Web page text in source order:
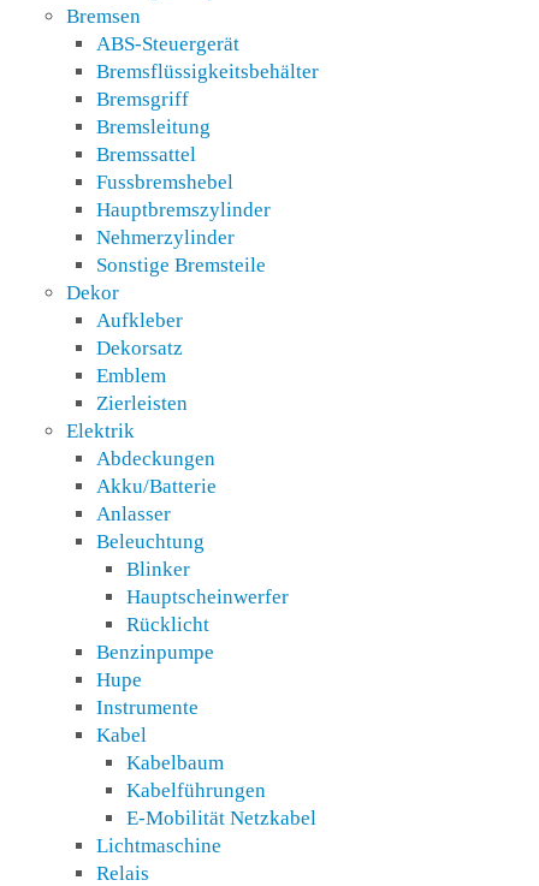
Bremsen
ABS-Steuergerät
Bremsflüssigkeitsbehälter
Bremsgriff
Bremsleitung
Bremssattel
Fussbremshebel
Hauptbremszylinder
Nehmerzylinder
Sonstige Bremsteile
Dekor
Aufkleber
Dekorsatz
Emblem
Zierleisten
Elektrik
Abdeckungen
Akku/Batterie
Anlasser
Beleuchtung
Blinker
Hauptscheinwerfer
Rücklicht
Benzinpumpe
Hupe
Instrumente
Kabel
Kabelbaum
Kabelführungen
E-Mobilität Netzkabel
Lichtmaschine
Relais